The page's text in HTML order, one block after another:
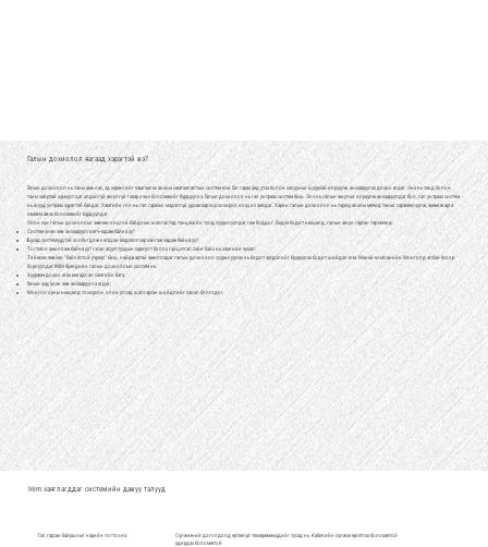
Галын дохиолол яагаад хэрэгтэй вэ?
Галын дохиолол нь таны амь нас, эд хөрөнгийг хамгаалах анхны хамгаалалтын систем юм. Гал гарах үед утаа болон халууныг шуурхай илрүүлж, анхааруулах дохио өгдөг. Энэ нь танд болон
таны хайртай хүмүүст цаг алдалгүй аюулгүй газар очих боломжийг бүрдүүлнэ. Галын дохиолол нь гал унтраах систем биш. Энэ нь галын аюулыг илрүүлж анхааруулдаг бол, гал унтраах систем
нь шууд унтраах үүрэгтэй байдаг. Хамгийн гол нь гал гарахыг мэдэлгүй удсанаар хор хохирол илүү их амсдаг. Харин галын дохиолол нь тэрхүү анхны мөчид таныг сэрэмжлүүлж, амжиж арга
хэмжээ авах боломжийг бүрдүүлдэг.
Олон хүн галын дохиоллыг зөвхөн онцгой байдлын шалгалтад тэнцэхийн тулд суурилуулдаг гэж боддог. Гэхдээ бодит нөхцөлд, галын аюул гарсан тэр мөчид:
Систем үнэн зөв анхааруулга өгч чадаж байна уу?
Бусад системүүдтэй холбогдож нэгдсэн мэдээллээр хангаж чадаж байна уу?
Тогтмол ажиллаж байна уу? гэсэн асуултуудын хариулт болох гүйцэтгэл сайн байх нь хамгийн чухал.
Тиймээс зөвхөн "байх ёстой учраас" биш, найдвартай ажилладаг галын дохиолол суурилуулах нь бодит эрсдэлийг бууруулах бодит шийдэл юм. Манай компанийн Монголд албан ёсоор
борлуулдаг INIM брэндийн галын дохиоллын систем нь:
Хуурамч дохио өгөх магадлал хамгийн бага,
Галын үед үнэн зөв анхааруулга өгдөг,
Монгол орны нөхцөлд тохирсон, олон улсад шалгарсан шийдлийг санал болгодог.
Inim хаяглагддаг системийн давуу талууд
Гал гарсан байршлыг нарийн тогтооно​
Сүлжээний доголдолд өртөөгүй төхөөрөмжүүдийг тусад нь
удирдах боломжтой
Кабелийн сүлжээ өргөтгөх боломжтой